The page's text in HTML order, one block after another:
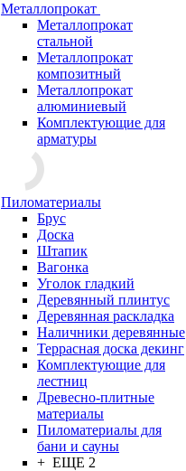
Металлопрокат
Металлопрокат
стальной
Металлопрокат
композитный
Металлопрокат
алюминиевый
Комплектующие для
арматуры
Пиломатериалы
Брус
Доска
Штапик
Вагонка
Уголок гладкий
Деревянный плинтус
Деревянная раскладка
Наличники деревянные
Террасная доска декинг
Комплектующие для
лестниц
Древесно-плитные
материалы
Пиломатериалы для
бани и сауны
+ ЕЩЕ 2